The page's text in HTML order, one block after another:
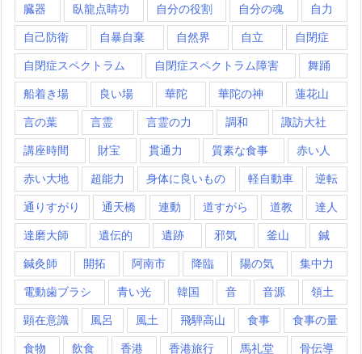
臓器 臥龍点睛功 自分の役割 自分の魂 自力
自己防衛 自暴自棄 自然界 自立 自閉症
自閉症スペクトラム 自閉症スペクトラム障害 舞踊
船着き場 良い場 華陀 華陀の神 蓮花山
言の葉 言霊 言霊の力 調和 諏訪大社
講座時間 財宝 貫通力 質素な食事 赤い人
赤い大地 超能力 身体に良いもの 軽自動車 逆転
通りすがり 通天橋 連動 道すがら 道教 達人
達磨大師 遺伝的 遺跡 邪気 釜山 鍼
鍼灸師 開拓 阿南市 降臨 陽の気 集中力
電動歯ブラシ 青い光 韓国 音 音源 領土
顕在意識 風呂 風土 飛騨高山 食事 食事の量
食物 飲食 香港 香港旅行 馬礼堂 骨伝導